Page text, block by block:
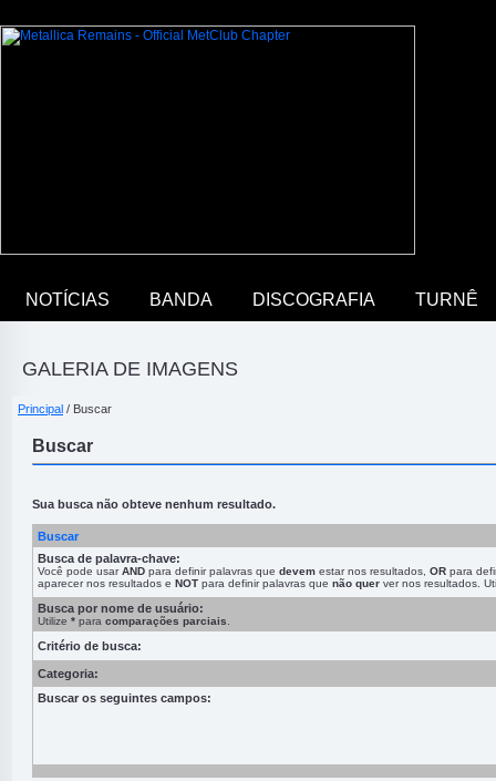
NOTÍCIAS BANDA DISCOGRAFIA TURNÊ
GALERIA DE IMAGENS
Principal / Buscar
Buscar
Sua busca não obteve nenhum resultado.
Buscar
Busca de palavra-chave:
Você pode usarAND para definir palavras que devem estar nos resultados, OR para
aparecer nos resultados e NOT para definir palavras que não quer ver nos resultados.
Busca por nome de usuário:
Utilize * para comparações parciais
Critério de busca:
Categoria:
Buscar os seguintes campos: